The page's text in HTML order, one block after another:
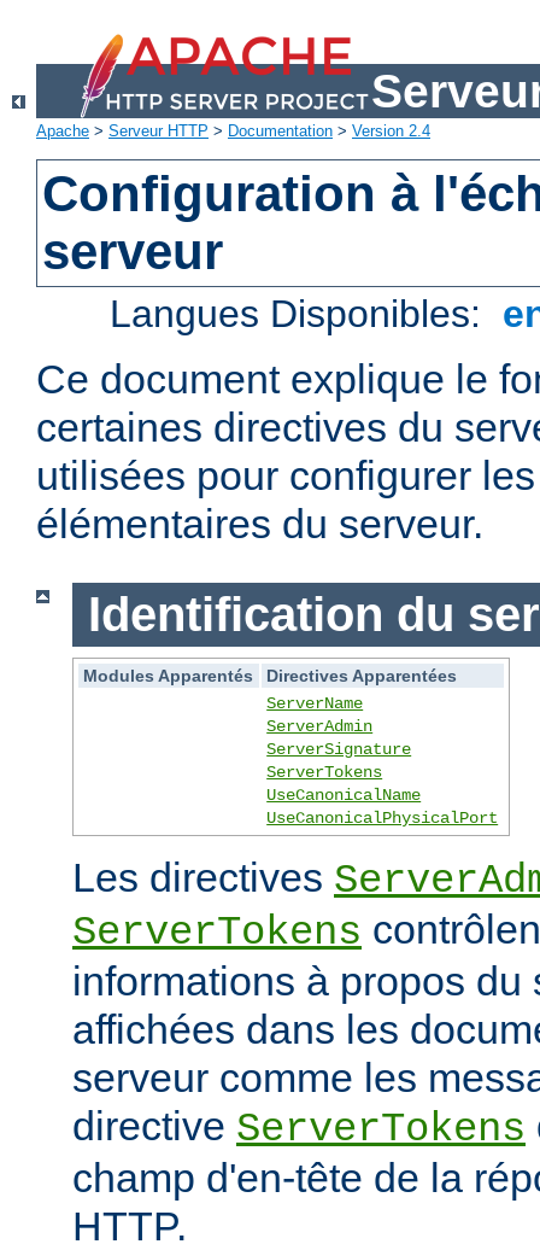
Apache > Serveur HTTP > Documentation > Version 2.4
Configuration à
serveur
Langues Disponibles:
Ce document explique le
certaines directives du
utilisées pour configurer
élémentaires du serveur.
Identification du
Modules Apparentés
Directives Apparentées
ServerName
ServerAdmin
ServerSignature
ServerTokens
UseCanonicalName
UseCanonicalPhysicalPort
Les directives
ServerTokens
informations à propos du
affichées dans les
serveur comme les
directive ServerTokens
champ d'en-tête de la
HTTP.